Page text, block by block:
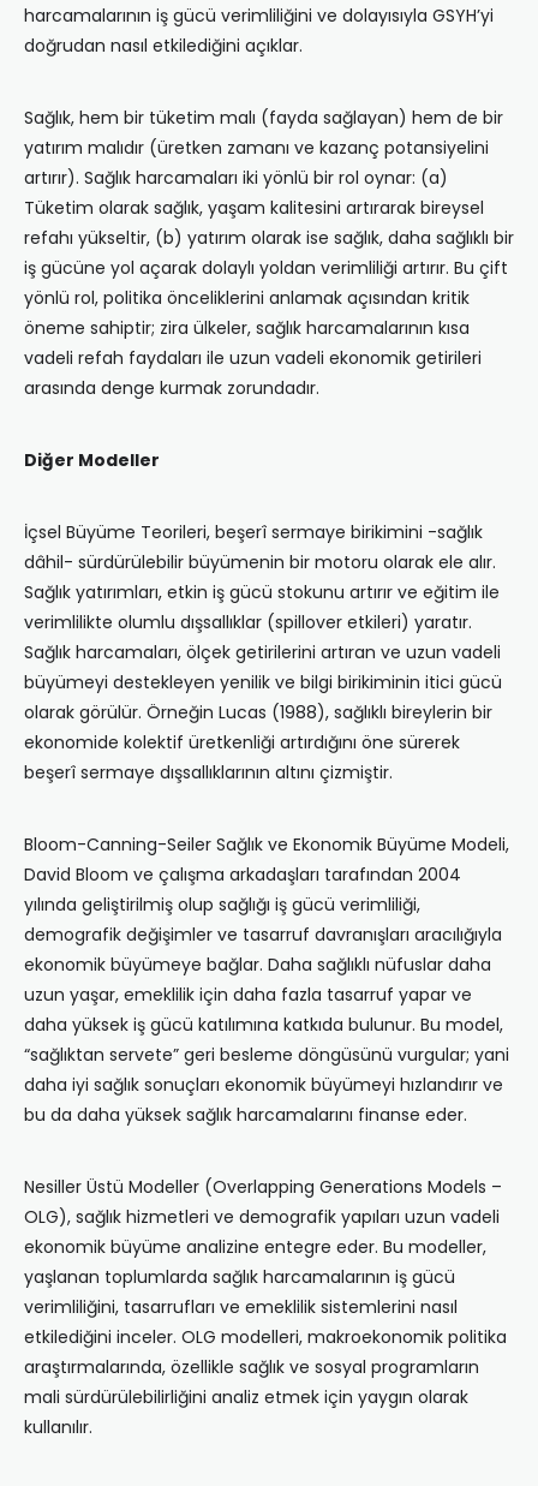
harcamalarının iş gücü verimliliğini ve dolayısıyla GSYH’yi
doğrudan nasıl etkilediğini açıklar.
Sağlık, hem bir tüketim malı (fayda sağlayan) hem de bir
yatırım malıdır (üretken zamanı ve kazanç potansiyelini
artırır). Sağlık harcamaları iki yönlü bir rol oynar: (a)
Tüketim olarak sağlık, yaşam kalitesini artırarak bireysel
refahı yükseltir, (b) yatırım olarak ise sağlık, daha sağlıklı bir
iş gücüne yol açarak dolaylı yoldan verimliliği artırır. Bu çift
yönlü rol, politika önceliklerini anlamak açısından kritik
öneme sahiptir; zira ülkeler, sağlık harcamalarının kısa
vadeli refah faydaları ile uzun vadeli ekonomik getirileri
arasında denge kurmak zorundadır.
Diğer Modeller
İçsel Büyüme Teorileri, beşerî sermaye birikimini -sağlık
dâhil- sürdürülebilir büyümenin bir motoru olarak ele alır.
Sağlık yatırımları, etkin iş gücü stokunu artırır ve eğitim ile
verimlilikte olumlu dışsallıklar (spillover etkileri) yaratır.
Sağlık harcamaları, ölçek getirilerini artıran ve uzun vadeli
büyümeyi destekleyen yenilik ve bilgi birikiminin itici gücü
olarak görülür. Örneğin Lucas (1988), sağlıklı bireylerin bir
ekonomide kolektif üretkenliği artırdığını öne sürerek
beşerî sermaye dışsallıklarının altını çizmiştir.
Bloom-Canning-Seiler Sağlık ve Ekonomik Büyüme Modeli,
David Bloom ve çalışma arkadaşları tarafından 2004
yılında geliştirilmiş olup sağlığı iş gücü verimliliği,
demografik değişimler ve tasarruf davranışları aracılığıyla
ekonomik büyümeye bağlar. Daha sağlıklı nüfuslar daha
uzun yaşar, emeklilik için daha fazla tasarruf yapar ve
daha yüksek iş gücü katılımına katkıda bulunur. Bu model,
“sağlıktan servete” geri besleme döngüsünü vurgular; yani
daha iyi sağlık sonuçları ekonomik büyümeyi hızlandırır ve
bu da daha yüksek sağlık harcamalarını finanse eder.
Nesiller Üstü Modeller (Overlapping Generations Models –
OLG), sağlık hizmetleri ve demografik yapıları uzun vadeli
ekonomik büyüme analizine entegre eder. Bu modeller,
yaşlanan toplumlarda sağlık harcamalarının iş gücü
verimliliğini, tasarrufları ve emeklilik sistemlerini nasıl
etkilediğini inceler. OLG modelleri, makroekonomik politika
araştırmalarında, özellikle sağlık ve sosyal programların
mali sürdürülebilirliğini analiz etmek için yaygın olarak
kullanılır.